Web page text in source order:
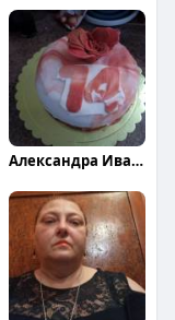
Александра Иванова